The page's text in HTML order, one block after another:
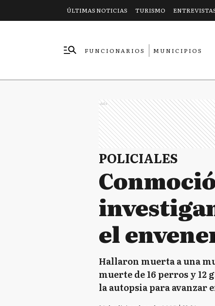
ÚLTIMAS NOTICIAS TURISMO
FUNCIONARIOS
MUNICIPIOS
Ads
POLICIALES
el
Hallaron muerta a una
muerte de 16 perros y
la autopsia para avanzar